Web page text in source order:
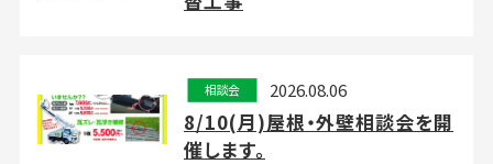
相談会 2026.08.06
8/10(月)屋根・外壁相談会を開
催します。